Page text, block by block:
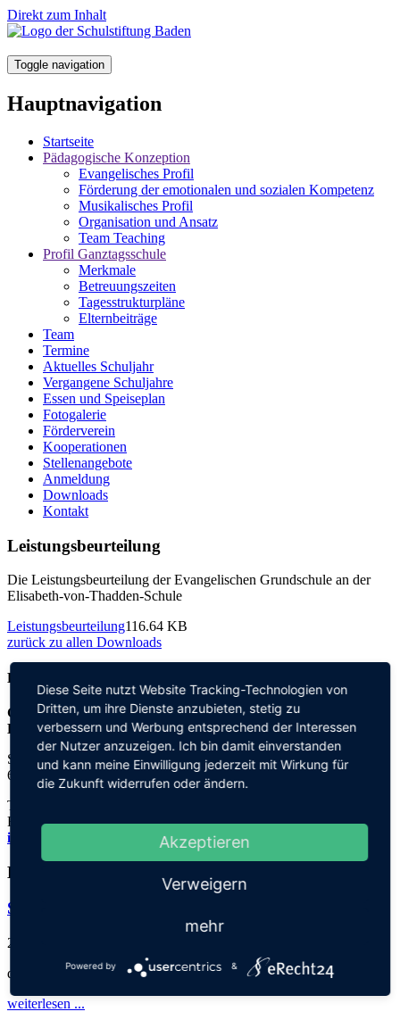
Direkt zum Inhalt
Toggle navigation
Hauptnavigation
Startseite
Pädagogische Konzeption
Evangelisches Profil
Förderung der emotionalen und sozialen Kompetenz
Musikalisches Profil
Organisation und Ansatz
Team Teaching
Profil Ganztagsschule
Merkmale
Betreuungszeiten
Tagesstrukturpläne
Elternbeiträge
Team
Termine
Aktuelles Schuljahr
Vergangene Schuljahre
Essen und Speiseplan
Fotogalerie
Förderverein
Kooperationen
Stellenangebote
Anmeldung
Downloads
Kontakt
Leistungsbeurteilung
Die Leistungsbeurteilung der Evangelischen Grundschule an der
Elisabeth-von-Thadden-Schule
Leistungsbeurteilung116.64 KB
zurück zu allen Downloads
Kontakt
Grundschule an der
Elisabeth-von-Thadden-Schule
Steinhofweg 95
69123 Heidelberg
Tel.: 06221 73922-0
Fax: 06221 73922-11
info@thadden-grundschule.de
Kalender
Schuljahresabschlussgottesdienst
28. Juli '26
der Klassen 1-3 mit Eltern
weiterlesen ...
Diese Seite nutzt Website Tracking-Technologien von
Dritten, um ihre Dienste anzubieten, stetig zu
verbessern und Werbung entsprechend der Interessen
der Nutzer anzuzeigen. Ich bin damit einverstanden
und kann meine Einwilligung jederzeit mit Wirkung für
die Zukunft widerrufen oder ändern.
Akzeptieren
Verweigern
mehr
Powered by &